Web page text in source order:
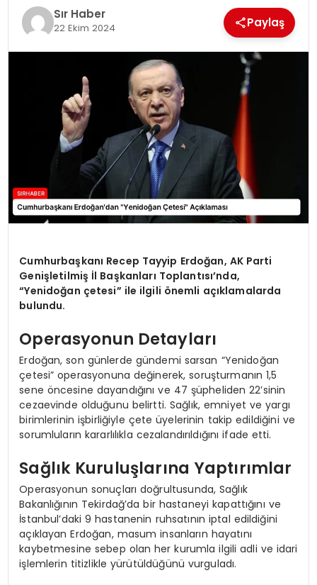
Sır Haber
22 Ekim 2024 Paylaş
Cumhurbaşkanı Recep Tayyip Erdoğan, AK Parti
Genişletilmiş İl Başkanları Toplantısı’nda,
“Yenidoğan çetesi” ile ilgili önemli açıklamalarda
bulundu.
Operasyonun Detayları
Erdoğan, son günlerde gündemi sarsan “Yenidoğan
çetesi” operasyonuna değinerek, soruşturmanın 1,5
sene öncesine dayandığını ve 47 şüpheliden 22’sinin
cezaevinde olduğunu belirtti. Sağlık, emniyet ve yargı
birimlerinin işbirliğiyle çete üyelerinin takip edildiğini ve
sorumluların kararlılıkla cezalandırıldığını ifade etti.
Sağlık Kuruluşlarına Yaptırımlar
Operasyonun sonuçları doğrultusunda, Sağlık
Bakanlığının Tekirdağ’da bir hastaneyi kapattığını ve
İstanbul’daki 9 hastanenin ruhsatının iptal edildiğini
açıklayan Erdoğan, masum insanların hayatını
kaybetmesine sebep olan her kurumla ilgili adli ve idari
işlemlerin titizlikle yürütüldüğünü vurguladı.